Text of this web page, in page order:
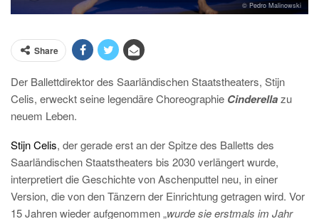
© Pedro Malinowski
Share
Der Ballettdirektor des Saarländischen Staatstheaters, Stijn
Celis, erweckt seine legendäre Choreographie Cinderellazu
neuem Leben.
Stijn Celis, der gerade erst an der Spitze des Balletts des
Saarländischen Staatstheaters bis 2030 verlängert wurde,
interpretiert die Geschichte von Aschenputtel neu, in einer
Version, die von den Tänzern der Einrichtung getragen wird. Vor
15 Jahren wieder aufgenommen „wurde sie erstmals im Jahr